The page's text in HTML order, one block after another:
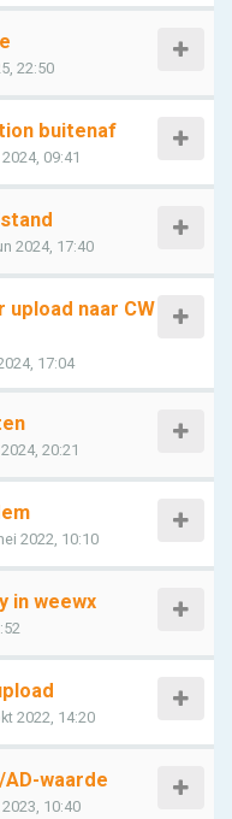
22:50
buitenaf
09:41
2024, 17:40
naar CW
17:04
20:21
2022, 10:10
in weewx
2022, 14:20
AD-waarde
10:40